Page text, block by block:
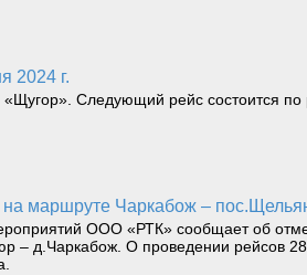
2024 г.
Следующий рейс состоится
на маршруте Чаркабож –
ООО «РТК» сообщает об
д.Чаркабож. О проведении рейсов